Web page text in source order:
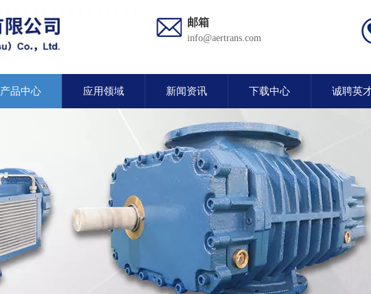
邮箱
info@aertrans.com
产品中心 应用领域 新闻资讯 下载中心 诚聘英